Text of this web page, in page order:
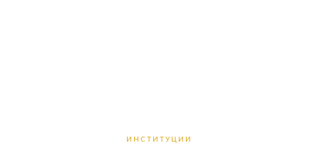
ИНСТИТУЦИИ